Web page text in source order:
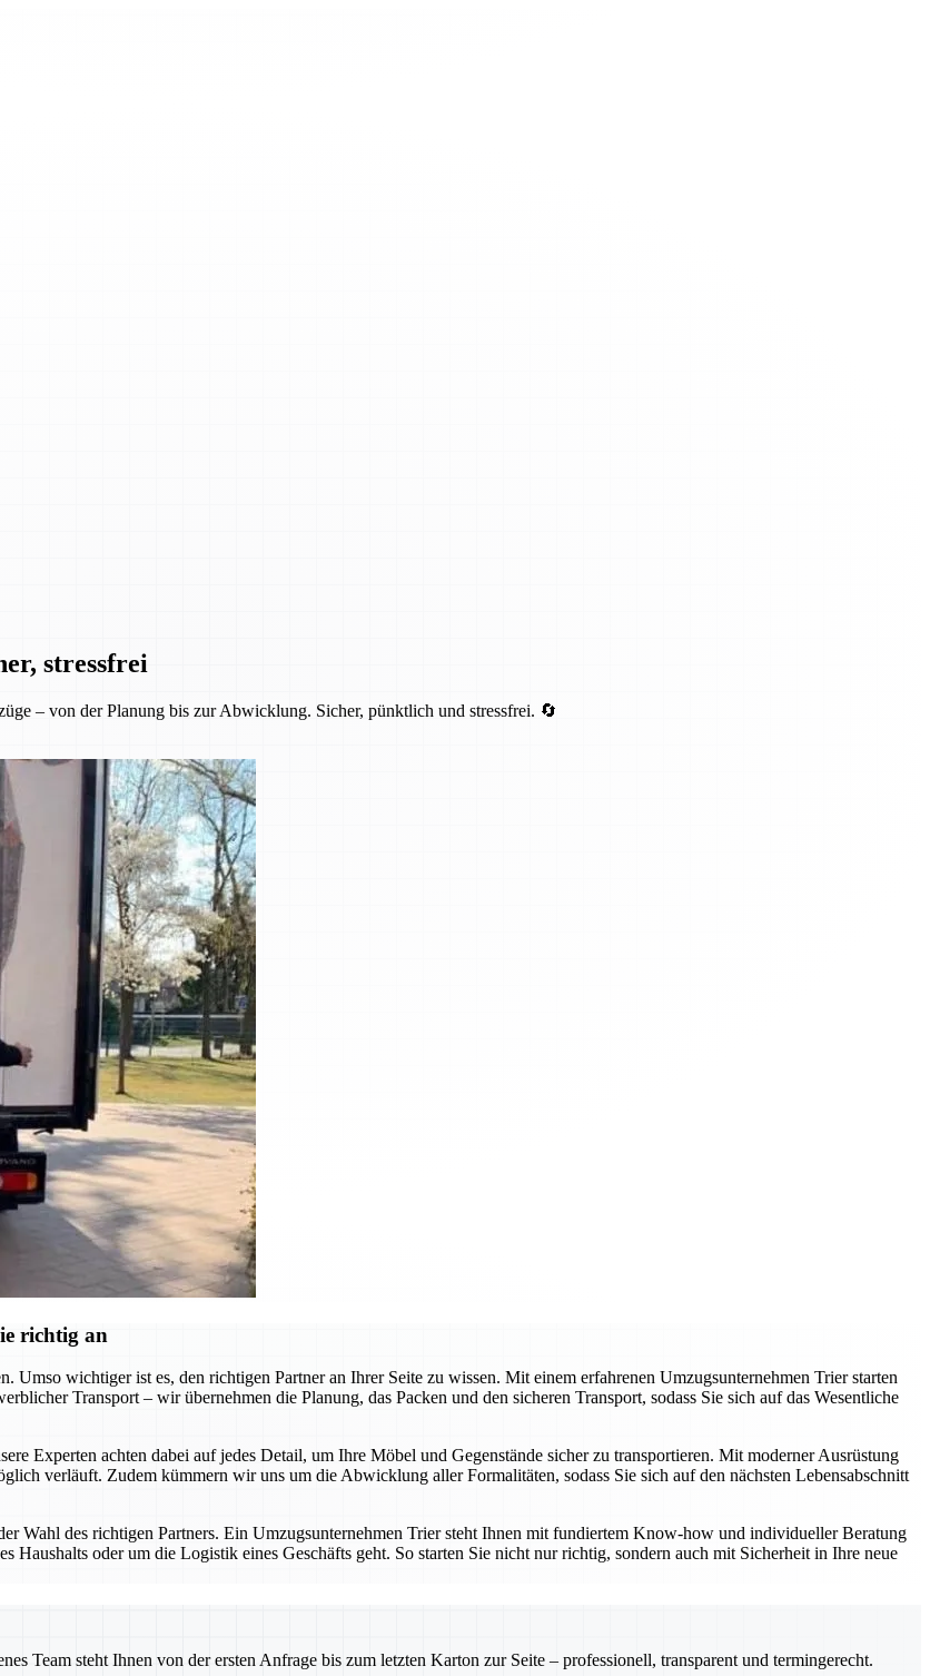
stressfrei
– von der Planung bis zur Abwicklung. Sicher, pünktlich und stressfrei. 🔄
richtig an
wichtiger ist es, den richtigen Partner an Ihrer Seite zu wissen. Mit einem erfahrenen Umzugsunternehmen Trier starten
Transport – wir übernehmen die Planung, das Packen und den sicheren Transport, sodass Sie sich auf das Wesentliche
Experten achten dabei auf jedes Detail, um Ihre Möbel und Gegenstände sicher zu transportieren. Mit moderner Ausrüstung
verläuft. Zudem kümmern wir uns um die Abwicklung aller Formalitäten, sodass Sie sich auf den nächsten Lebensabschnitt
Wahl des richtigen Partners. Ein Umzugsunternehmen Trier steht Ihnen mit fundiertem Know-how und individueller Beratung
Haushalts oder um die Logistik eines Geschäfts geht. So starten Sie nicht nur richtig, sondern auch mit Sicherheit in Ihre neue
Team steht Ihnen von der ersten Anfrage bis zum letzten Karton zur Seite – professionell, transparent und termingerecht.